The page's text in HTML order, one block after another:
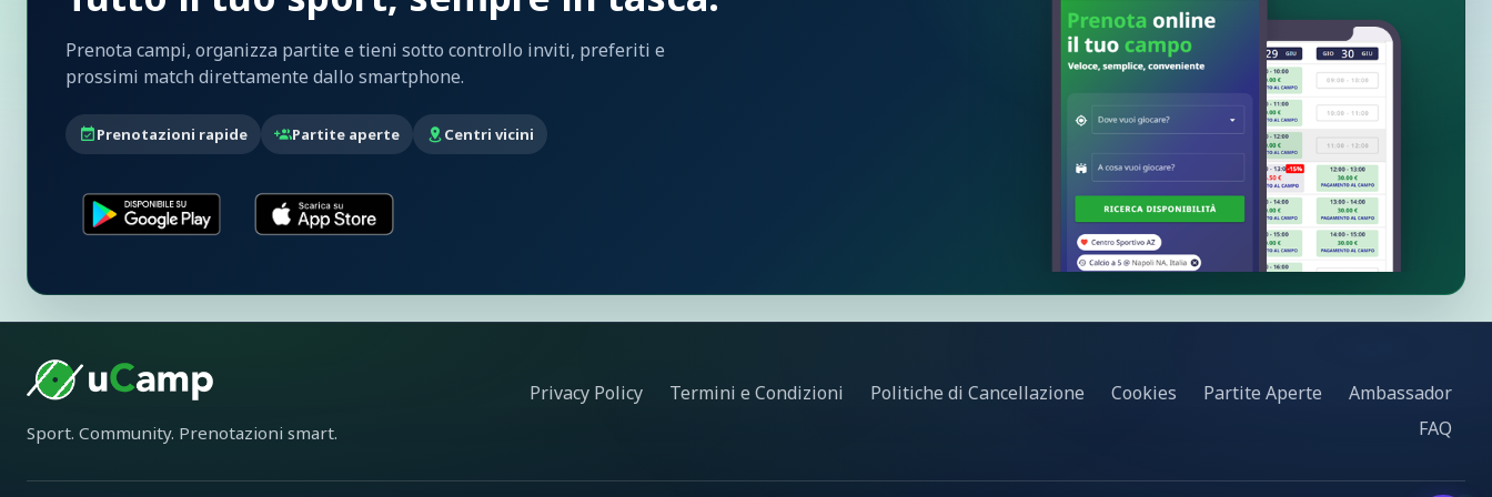
Prenota campi, organizza partite e tieni sotto controllo inviti, preferiti e
prossimi match direttamente dallo smartphone.
Prenotazioni rapide Partite aperte Centri vicini
Sport. Community. Prenotazioni smart.
Privacy Policy Termini e Condizioni Politiche di Cancellazione Cookies Partite Aperte
Ambassador
FAQ